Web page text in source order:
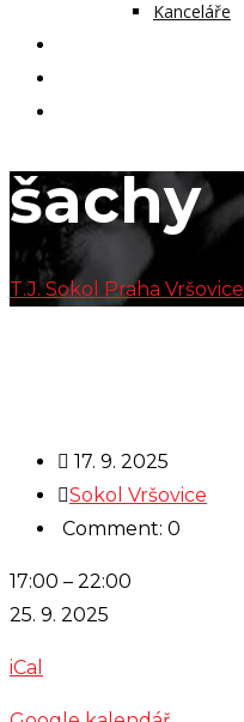
Kanceláře
šachy
T.J. Sokol Praha Vršovice
17. 9. 2025
Sokol Vršovice
Comment: 0
šachy
17:00 – 22:00
25. 9. 2025
iCal